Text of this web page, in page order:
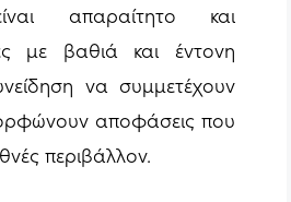
απαραίτητο και
με βαθιά και έντονη
να συμμετέχουν
αποφάσεις που
περιβάλλον.